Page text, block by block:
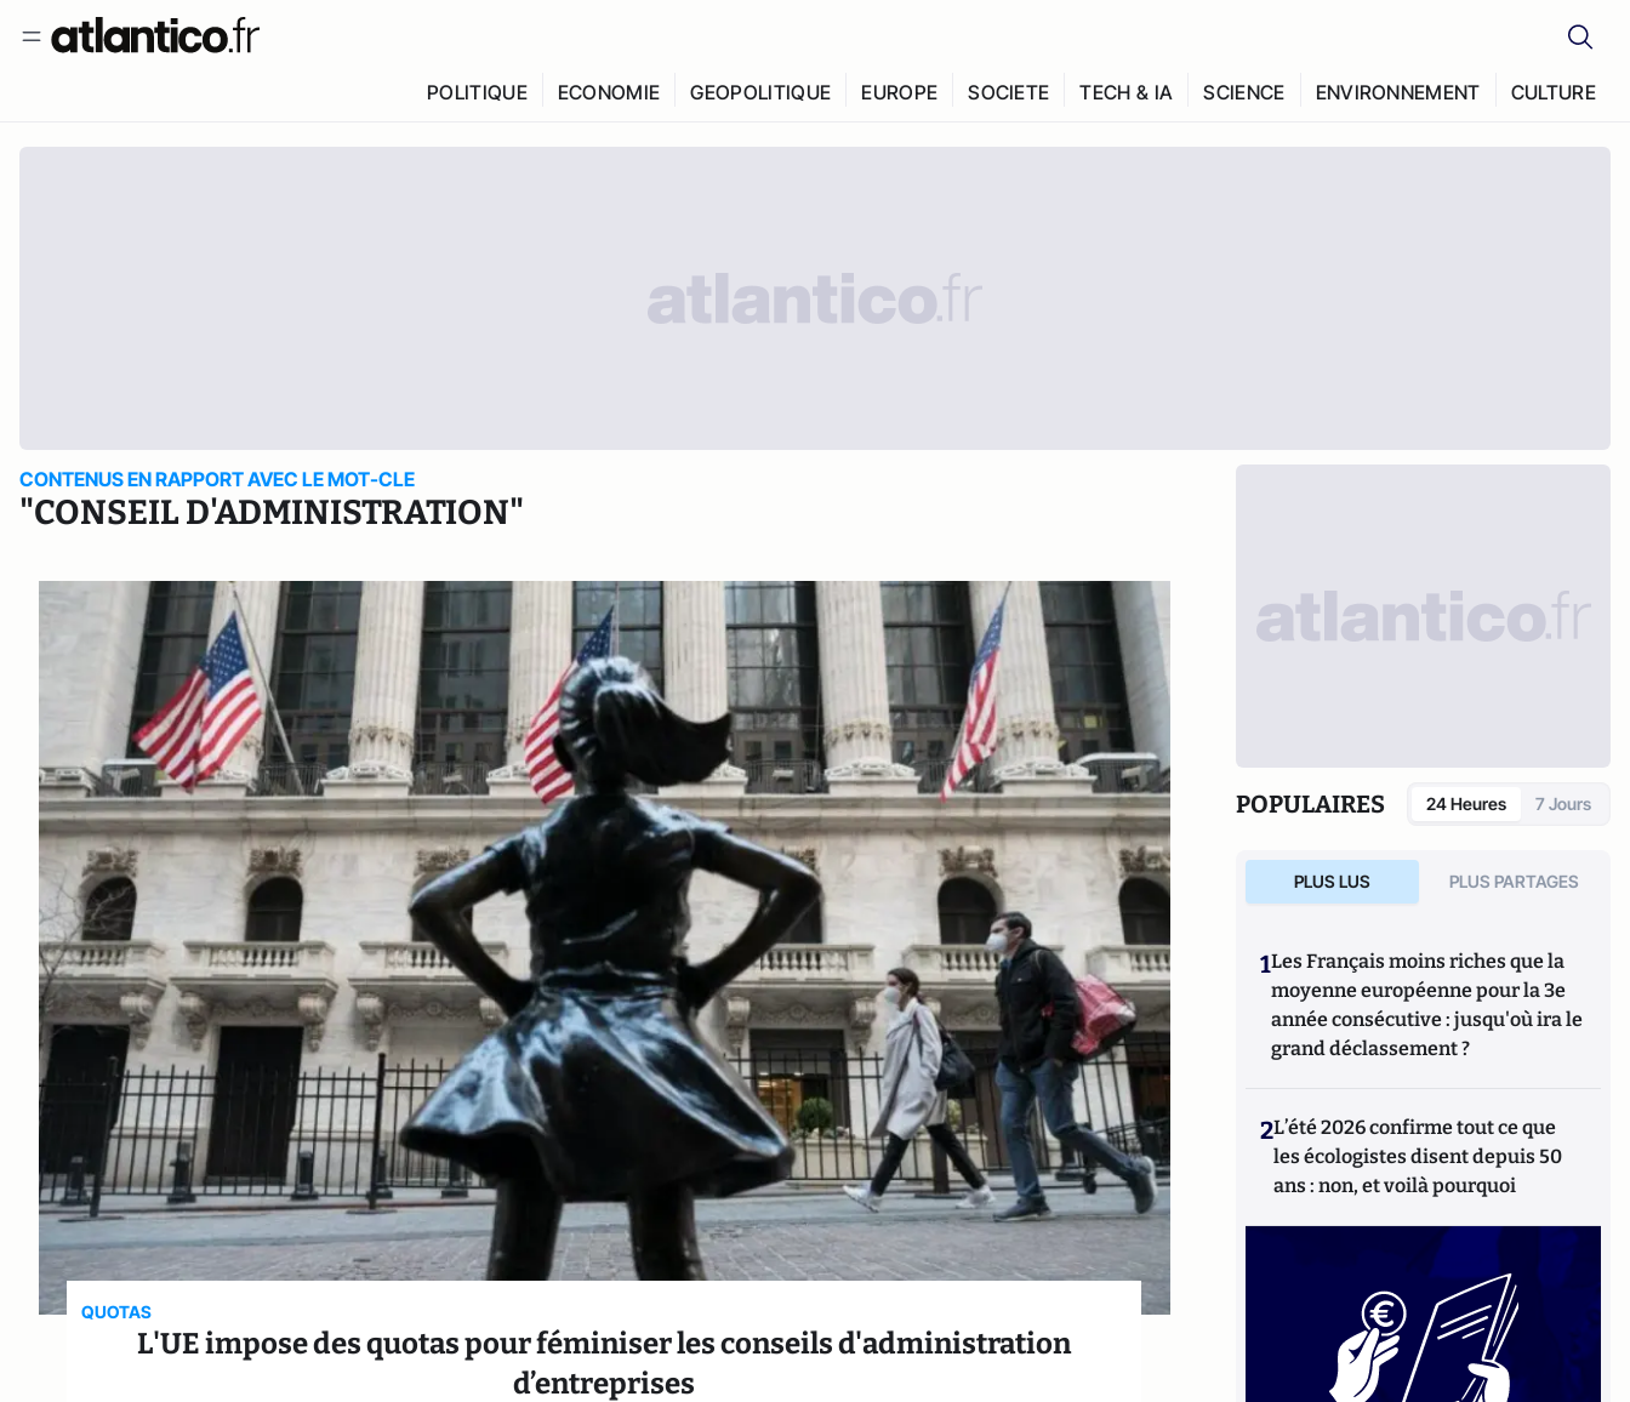
POLITIQUE ECONOMIE GEOPOLITIQUE EUROPE SOCIETE TECH & IA SCIENCE ENVIRONNEMENT CULTURE
CONTENUS EN RAPPORT AVEC LE MOT-CLE
"CONSEIL D'ADMINISTRATION"
QUOTAS
L'UE impose des quotas pour féminiser les conseils d'administration
d’entreprises
POPULAIRES 24 Heures 7 Jours
PLUS LUS PLUS PARTAGES
1Les Français moins riches que la
moyenne européenne pour la 3e
année consécutive : jusqu'où ira le
grand déclassement ?
2L’été 2026 confirme tout ce que
les écologistes disent depuis 50
ans : non, et voilà pourquoi